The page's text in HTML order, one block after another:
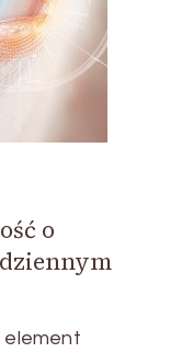
o
element